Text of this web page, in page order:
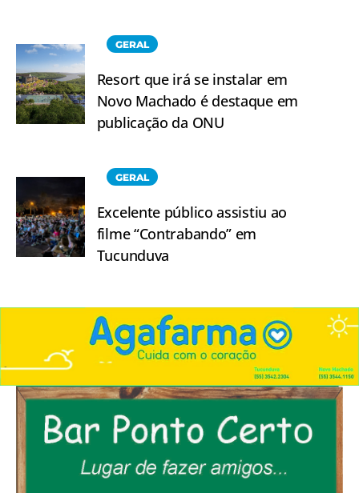
GERAL
Resort que irá se instalar em
Novo Machado é destaque em
publicação da ONU
GERAL
Excelente público assistiu ao
filme “Contrabando” em
Tucunduva